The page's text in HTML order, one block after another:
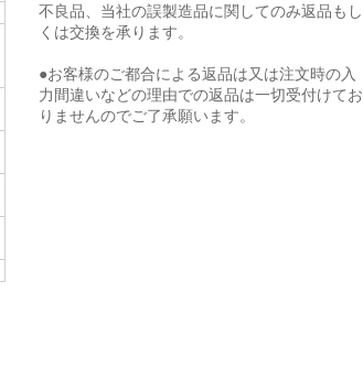
不良品、当社の誤製造品に関してのみ返品もし
くは交換を承ります。
●お客様のご都合による返品は又は注文時の入
力間違いなどの理由での返品は一切受付けてお
りませんのでご了承願います。